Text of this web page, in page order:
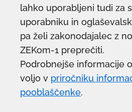
lahko uporabljeni tudi za
uporabniku in
pa želi zakonodajalec z
ZEKom-1 preprečiti.
Podrobnejše informacije
voljo v priročniku
pooblaščenke.